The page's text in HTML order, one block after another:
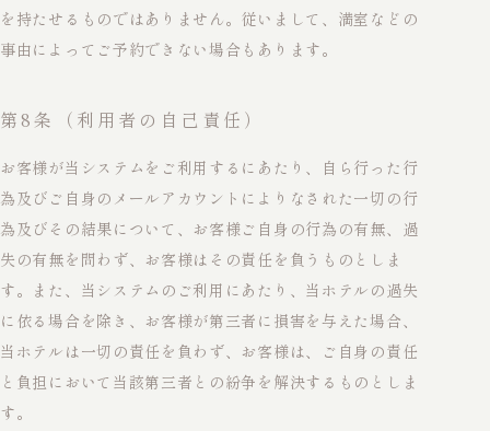
を持たせるものではありません。従いまして、満室などの
事由によってご予約できない場合もあります。
第8条（利用者の自己責任）
お客様が当システムをご利用するにあたり、自ら行った行
為及びご自身のメールアカウントによりなされた一切の行
為及びその結果について、お客様ご自身の行為の有無、過
失の有無を問わず、お客様はその責任を負うものとしま
す。また、当システムのご利用にあたり、当ホテルの過失
に依る場合を除き、お客様が第三者に損害を与えた場合、
当ホテルは一切の責任を負わず、お客様は、ご自身の責任
と負担において当該第三者との紛争を解決するものとしま
す。